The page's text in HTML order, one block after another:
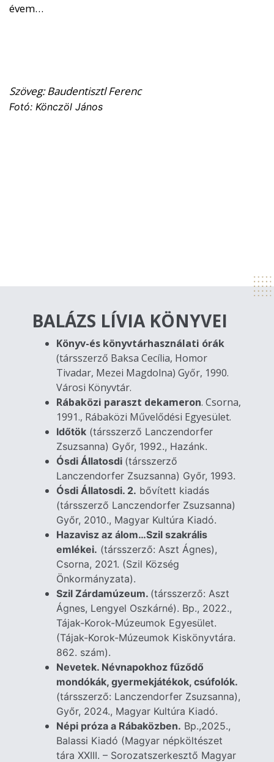
évem…
Szöveg: Baudentisztl Ferenc
Fotó: Könczöl János
BALÁZS LÍVIA KÖNYVEI
Könyv-és könyvtárhasználati órák
(társszerző Baksa Cecília, Homor
Tivadar, Mezei Magdolna) Győr, 1990.
Városi Könyvtár.
Rábaközi paraszt dekameron. Csorna,
1991., Rábaközi Művelődési Egyesület.
Időtök (társszerző Lanczendorfer
Zsuzsanna) Győr, 1992., Hazánk.
Ósdi Állatosdi (társszerző
Lanczendorfer Zsuzsanna) Győr, 1993.
Ósdi Állatosdi. 2. bővített kiadás
(társszerző Lanczendorfer Zsuzsanna)
Győr, 2010., Magyar Kultúra Kiadó.
Hazavisz az álom…Szil szakrális
emlékei. (társszerző: Aszt Ágnes),
Csorna, 2021. (Szil Község
Önkormányzata).
Szil Zárdamúzeum. (társszerző: Aszt
Ágnes, Lengyel Oszkárné). Bp., 2022.,
Tájak-Korok-Múzeumok Egyesület.
(Tájak-Korok-Múzeumok Kiskönyvtára.
862. szám).
Nevetek. Névnapokhoz fűződő
mondókák, gyermekjátékok, csúfolók.
(társszerző: Lanczendorfer Zsuzsanna),
Győr, 2024., Magyar Kultúra Kiadó.
Népi próza a Rábaközben. Bp.,2025.,
Balassi Kiadó (Magyar népköltészet
tára XXIII. – Sorozatszerkesztő Magyar